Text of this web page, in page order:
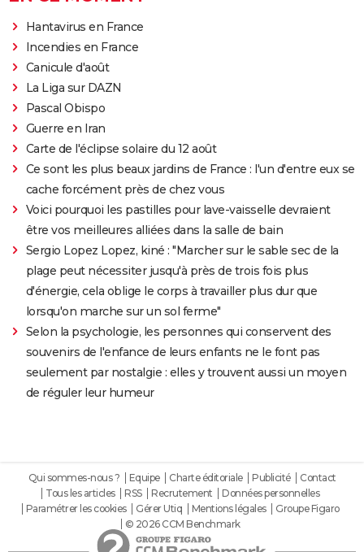
Hantavirus en France
Incendies en France
Canicule d'août
La Liga sur DAZN
Pascal Obispo
Guerre en Iran
Carte de l'éclipse solaire du 12 août
Ce sont les plus beaux jardins de France : l'un d'entre eux se
cache forcément près de chez vous
Voici pourquoi les pastilles pour lave-vaisselle devraient
être vos meilleures alliées dans la salle de bain
Sergio Lopez Lopez, kiné : "Marcher sur le sable sec de la
plage peut nécessiter jusqu'à près de trois fois plus
d'énergie, cela oblige le corps à travailler plus dur que
lorsqu'on marche sur un sol ferme"
Selon la psychologie, les personnes qui conservent des
souvenirs de l'enfance de leurs enfants ne le font pas
seulement par nostalgie : elles y trouvent aussi un moyen
de réguler leur humeur
Qui sommes-nous ? Equipe Charte éditoriale Publicité
Contact
Tous les articles
RSS Recrutement
Données personnelles
Paramétrer les cookies
Gérer Utiq Mentions légales
Groupe Figaro
© 2026 CCM Benchmark